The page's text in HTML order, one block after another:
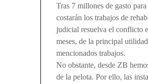
Tras 7 millones de gasto
costarán los trabajos de
judicial resuelva el conflicto
meses, de la principal
mencionados trabajos.
No obstante, desde ZB
de la pelota. Por ello, las